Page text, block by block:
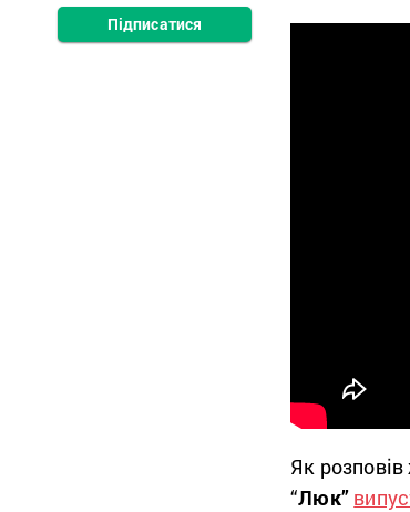
Підписатися
Як
“Люк”